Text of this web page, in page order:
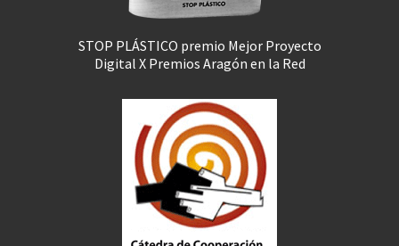
STOP PLÁSTICO premio Mejor Proyecto
Digital X Premios Aragón en la Red